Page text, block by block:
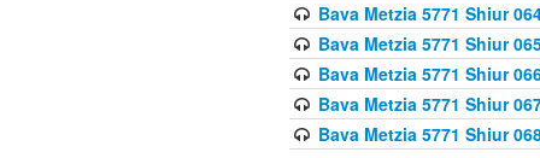
Bava Metzia 5771 Shiur
Bava Metzia 5771 Shiur
Bava Metzia 5771 Shiur
Bava Metzia 5771 Shiur
Bava Metzia 5771 Shiur